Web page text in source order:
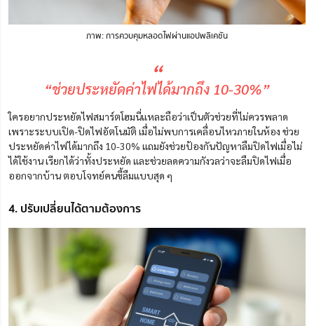
ภาพ: การควบคุมหลอดไฟผ่านแอปพลิเคชัน
“
“ช่วยประหยัดค่าไฟได้มากถึง 10-30%”
ใครอยากประหยัดไฟสมาร์ตโฮมนี่แหละถือว่าเป็นตัวช่วยที่ไม่ควรพลาด
เพราะระบบเปิด-ปิดไฟอัตโนมัติ เมื่อไม่พบการเคลื่อนไหวภายในห้อง ช่วย
ประหยัดค่าไฟได้มากถึง 10-30% แถมยังช่วยป้องกันปัญหาลืมปิดไฟเมื่อไม่
ได้ใช้งาน เรียกได้ว่าทั้งประหยัด และช่วยลดความกังวลว่าจะลืมปิดไฟเมื่อ
ออกจากบ้านตอบโจทย์คนขี้ลืมแบบสุด ๆ
4. ปรับเปลี่ยนได้ตามต้องการ